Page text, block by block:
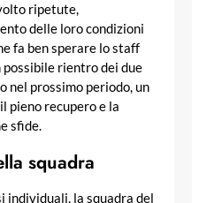
ripetute,
delle loro condizioni
fa ben sperare lo staff
possibile rientro dei due
nel prossimo periodo, un
pieno recupero e la
sfide.
squadra
individuali, la squadra del